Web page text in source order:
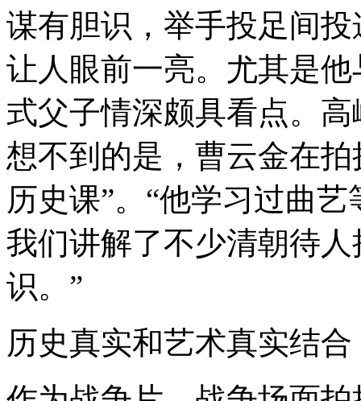
谋有胆识，举手投足间
让人眼前一亮。尤其是
式父子情深颇具看点。
想不到的是，曹云金在
历史课”。“他学习过曲
我们讲解了不少清朝待
识。”
历史真实和艺术真实结合